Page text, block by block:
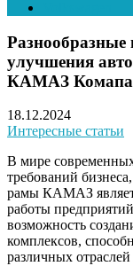
Разнообразные
улучшения
КАМАЗ
18.12.2024
Интересные статьи
В мире
требований
рамы КАМАЗ
работы
возможность
комплексов,
различных